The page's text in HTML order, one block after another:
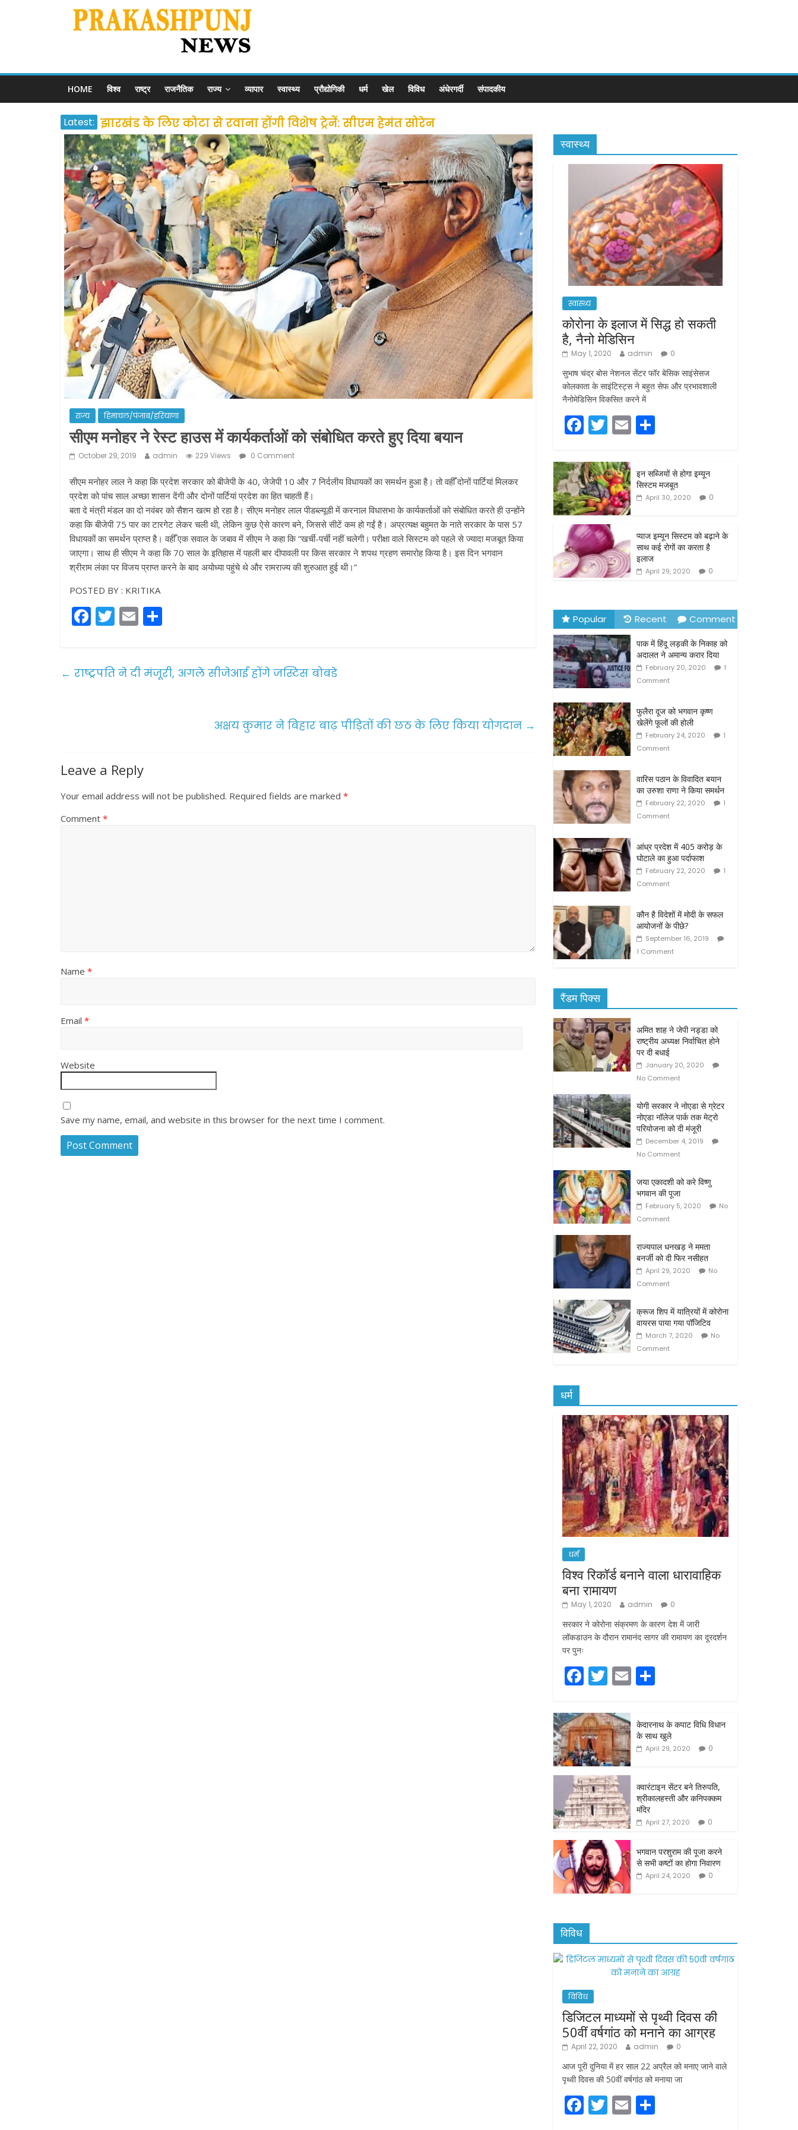
HOME विश्व राष्ट्र राजनैतिक राज्य व्यापार स्वास्थ्य प्रौद्योगिकी धर्म खेल विविध अंधेरगर्दी संपादकीय
Latest: झारखंड के लिए कोटा से रवाना होंगी विशेष ट्रेनें: सीएम हेमंत सोरेन
उत्तराखंड के अन्य राज्यों में फंसे लोगों की जल्द होगी घर वापसी
प्रवासियों व मजदूरों को दी गई छूट के बाद लोगो ने कराया पंजीयन: राजस्थान सरकार
शराब और पान की दुकानों को ग्रीन जोन में खोलने की मिली इजाजत: गृह मंत्रालय
दो हफ्ते के लिए बढ़ाया लॉकडाउन: गृह मंत्रालय
राज्य हिमाचल/पंजाब/हरियाणा
सीएम मनोहर ने रेस्ट हाउस में कार्यकर्ताओं को संबोधित करते हुए दिया बयान
October 29, 2019 admin 229 Views 0 Comment
सीएम मनोहर लाल ने कहा कि प्रदेश सरकार को बीजेपी के 40, जेजेपी 10 और 7 निर्दलीय विधायकों का समर्थन हुआ है। तो वहीँ दोनों पार्टियां मिलकर
प्रदेश को पांच साल अच्छा शासन देंगी और दोनों पार्टियां प्रदेश का हित चाहती हैं।
बता दे मंत्री मंडल का दो नवंबर को सैशन खत्म हो रहा है। सीएम मनोहर लाल पीडब्ल्यूडी में करनाल विधासभा के कार्यकर्ताओं को संबोधित करते ही उन्होंने
कहा कि बीजेपी 75 पार का टारगेट लेकर चली थी, लेकिन कुछ ऐसे कारण बने, जिससे सीटें कम हो गईं है। अप्रत्यक्ष बहुमत के नाते सरकार के पास 57
विधायकों का समर्थन प्राप्त है। वहीँ एक सवाल के जबाव में सीएम ने कहा कि “खर्ची-पर्ची नहीं चलेगी। परीक्षा वाले सिस्टम को पहले से ज्यादा मजबूत किया
जाएगा। साथ ही सीएम ने कहा कि 70 साल के इतिहास में पहली बार दीपावली पर किस सरकार ने शपथ ग्रहण समारोह किया है। इस दिन भगवान
श्रीराम लंका पर विजय प्राप्त करने के बाद अयोध्या पहुंचे थे और रामराज्य की शुरुआत हुई थी।”
POSTED BY : KRITIKA
F
a
e
T
w
er
E
m
l e
← राष्ट्रपति ने दी मंजूरी, अगले सीजेआई होंगे जस्टिस बोबडे
अक्षय कुमार ने बिहार बाढ़ पीड़ितों की छठ के लिए किया योगदान →
Leave a Reply
Your email address will not be published. Required fields are marked *
Comment *
Name *
Email *
Website
Save my name, email, and website in this browser for the next time I comment.
स्वास्थ्य
स्वास्थ्य
कोरोना के इलाज में सिद्ध हो सकती
है, नैनो मेडिसिन
May 1, 2020 admin 0
सुभाष चंद्र बोस नेशनल सेंटर फॉर बेसिक साइंसेसज
कोलकाता के साइंटिस्ट्स ने बहुत सेफ और प्रभावशाली
नैनोमेडिसिन विकसित करने में
F
a
c
e
b
o
o
k
T
w
itt
er
E
m
ar
e
इन सब्जियों से होगा इम्यून
सिस्टम मजबूत
April 30, 2020 0
प्याज इम्यून सिस्टम को बढ़ाने के
साथ कई रोगों का करता है
इलाज
April 29, 2020 0
Popular Recent Comment
पाक में हिंदू लड़की के निकाह को
अदालत ने अमान्य करार दिया
February 20, 2020
1
Comment
फुलैरा दूज को भगवान कृष्ण
खेलेंगे फूलों की होली
February 24, 2020
1
Comment
वारिस पठान के विवादित बयान
का उरुशा राणा ने किया समर्थन
February 22, 2020
1
Comment
आंध्र प्रदेश में 405 करोड़ के
घोटाले का हुआ पर्दाफाश
February 22, 2020
1
Comment
कौन है विदेशों में मोदी के सफल
आयोजनों के पीछे?
September 16, 2019
1 Comment
रैंडम पिक्स
अमित शाह ने जेपी नड्डा को
राष्ट्रीय अध्यक्ष निर्वाचित होने
पर दी बधाई
January 20, 2020
No Comment
योगी सरकार ने नोएडा से ग्रेटर
नोएडा नॉलेज पार्क तक मेट्रो
परियोजना को दी मंजूरी
December 4, 2019
No Comment
जया एकादशी को करे विष्णु
भगवान की पूजा
February 5, 2020
No
Comment
राज्यपाल धनखड़ ने ममता
बनर्जी को दी फिर नसीहत
April 29, 2020
No
Comment
क्रूज शिप में यात्रियों में कोरोना
वायरस पाया गया पॉजिटिव
March 7, 2020
No
Comment
धर्म
धर्म
विश्व रिकॉर्ड बनाने वाला धारावाहिक
बना रामायण
May 1, 2020 admin 0
सरकार ने कोरोना संक्रमण के कारण देश में जारी
लॉकडाउन के दौरान रामानंद सागर की रामायण का दूरदर्शन
पर पुनः
F
a
c
e
b
o
o
k
T
w
itt
er
E
m
ai ar
e
केदारनाथ के कपाट विधि विधान
के साथ खुले
April 29, 2020 0
क्वारंटाइन सेंटर बने तिरुपति,
श्रीकालहस्ती और कनिपक्कम
मंदिर
April 27, 2020 0
भगवान परशुराम की पूजा करने
से सभी कष्टों का होगा निवारण
April 24, 2020 0
विविध
विविध
डिजिटल माध्यमों से पृथ्वी दिवस की
50वीं वर्षगांठ को मनाने का आग्रह
April 22, 2020 admin 0
आज पूरी दुनिया में हर साल 22 अप्रैल को मनाए जाने वाले
पृथ्वी दिवस की 50वीं वर्षगांठ को मनाया जा
F
a
T
w
E
m